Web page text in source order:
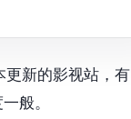
新的影视站，有
般。